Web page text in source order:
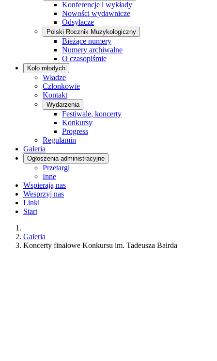
Konferencje i wykłady
Nowości wydawnicze
Odsyłacze
Polski Rocznik Muzykologiczny
Bieżące numery
Numery archiwalne
O czasopiśmie
Koło młodych
Władze
Członkowie
Kontakt
Wydarzenia
Festiwale, koncerty
Konkursy
Progress
Regulamin
Galeria
Ogłoszenia administracyjne
Przetargi
Inne
Wspierają nas
Wesprzyj nas
Linki
Start
Galeria
Koncerty finałowe Konkursu im. Tadeusza Bairda